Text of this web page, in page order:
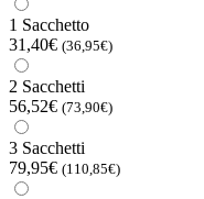
1 Sacchetto
31,40€ (36,95€)
2 Sacchetti
56,52€ (73,90€)
3 Sacchetti
79,95€ (110,85€)